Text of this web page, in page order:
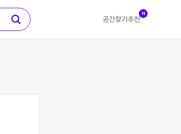
공간찾기 추천
N